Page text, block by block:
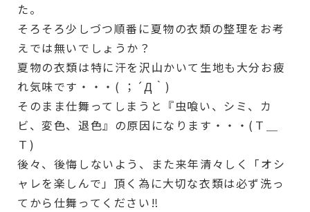
た。
そろそろ少しづつ順番に夏物の衣類の整理をお考
えでは無いでしょうか？
夏物の衣類は特に汗を沢山かいて生地も大分お疲
れ気味です・・・( ；´Д｀)
そのまま仕舞ってしまうと『虫喰い、シミ、カ
ビ、変色、退色』の原因になります・・・(Ｔ＿
Ｔ)
後々、後悔しないよう、また来年清々しく「オシ
ャレを楽しんで」頂く為に大切な衣類は必ず洗っ
てから仕舞ってください‼︎